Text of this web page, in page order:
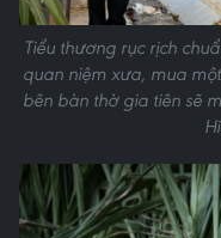
Tiểu thương rục rịch
quan niệm xưa, mua
bên bàn thờ gia tiên sẽ